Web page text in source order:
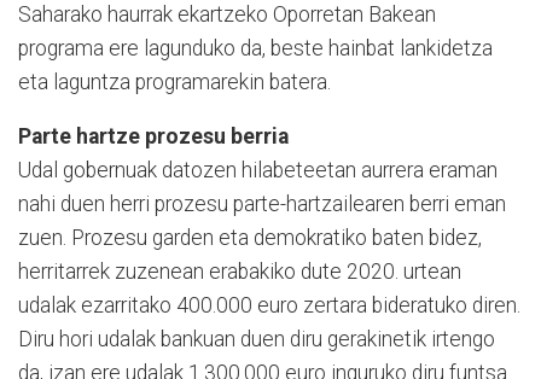
Saharako haurrak ekartzeko Oporretan Bakean
programa ere lagunduko da, beste hainbat lankidetza
eta laguntza programarekin batera.
Parte hartze prozesu berria
Udal gobernuak datozen hilabeteetan aurrera eraman
nahi duen herri prozesu parte-hartzailearen berri eman
zuen. Prozesu garden eta demokratiko baten bidez,
herritarrek zuzenean erabakiko dute 2020. urtean
udalak ezarritako 400.000 euro zertara bideratuko diren.
Diru hori udalak bankuan duen diru gerakinetik irtengo
da, izan ere udalak 1.300.000 euro inguruko diru funtsa